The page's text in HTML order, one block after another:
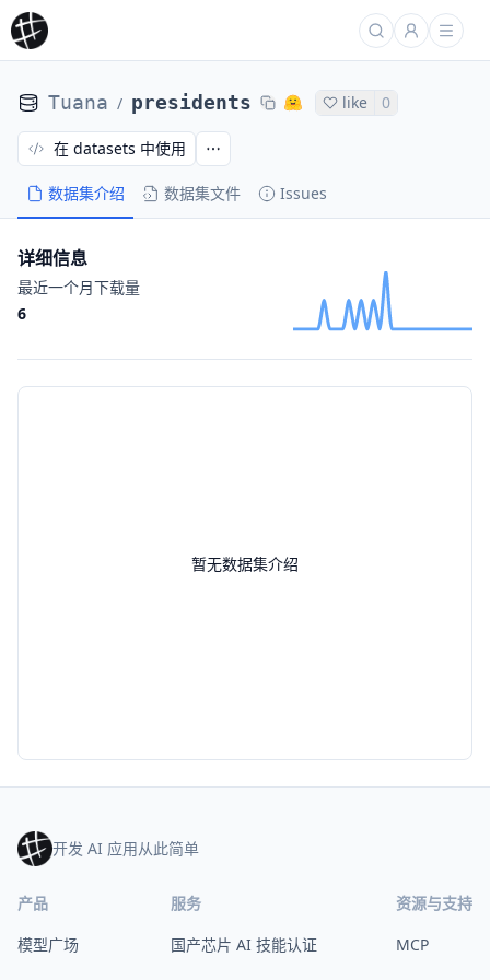
Tuana / presidents like 0
数据集介绍 数据集文件 Issues
在 datasets 中使用
暂无数据集介绍
详细信息
最近一个月下载量
6
开发 AI 应用从此简单
产品
模型广场
服务
国产芯片 AI 技能认证
资源与支持
MCP